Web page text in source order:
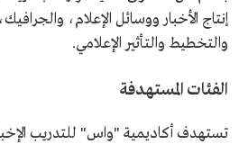
إنتاج الأخبار ووسائل الإعلام،
والتخطيط والتأثير الإعلامي.
الفئات المستهدفة
تستهدف أكاديمية "واس" للتدريب